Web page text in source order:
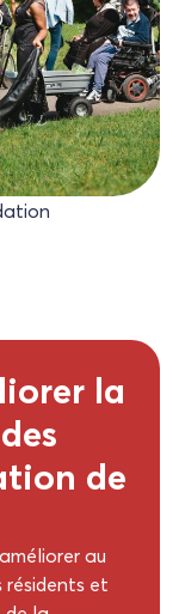
la
de
au
résidents et